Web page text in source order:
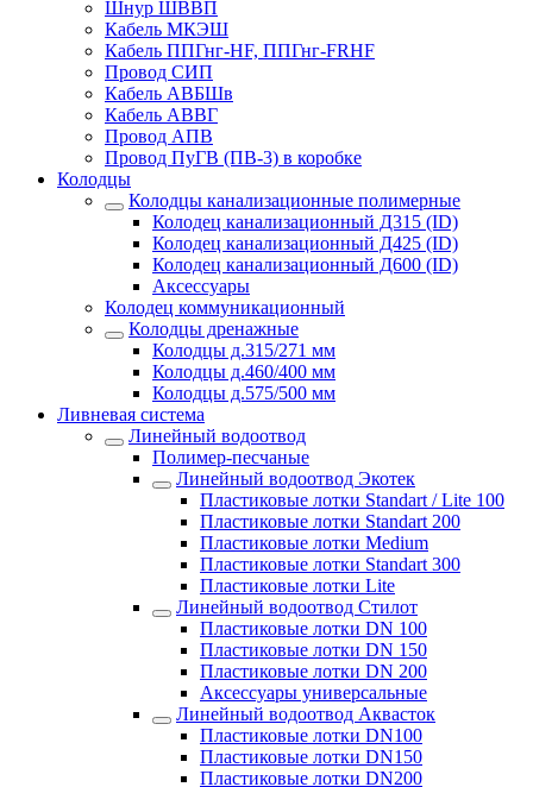
Шнур ШВВП
Кабель МКЭШ
Кабель ППГнг-HF, ППГнг-FRHF
Провод СИП
Кабель АВБШв
Кабель АВВГ
Провод АПВ
Провод ПуГВ (ПВ-3) в коробке
Колодцы
Колодцы канализационные полимерные
Колодец канализационный Д315 (ID)
Колодец канализационный Д425 (ID)
Колодец канализационный Д600 (ID)
Аксессуары
Колодец коммуникационный
Колодцы дренажные
Колодцы д.315/271 мм
Колодцы д.460/400 мм
Колодцы д.575/500 мм
Ливневая система
Линейный водоотвод
Полимер-песчаные
Линейный водоотвод Экотек
Пластиковые лотки Standart / Lite 100
Пластиковые лотки Standart 200
Пластиковые лотки Medium
Пластиковые лотки Standart 300
Пластиковые лотки Lite
Линейный водоотвод Стилот
Пластиковые лотки DN 100
Пластиковые лотки DN 150
Пластиковые лотки DN 200
Аксессуары универсальные
Линейный водоотвод Аквасток
Пластиковые лотки DN100
Пластиковые лотки DN150
Пластиковые лотки DN200